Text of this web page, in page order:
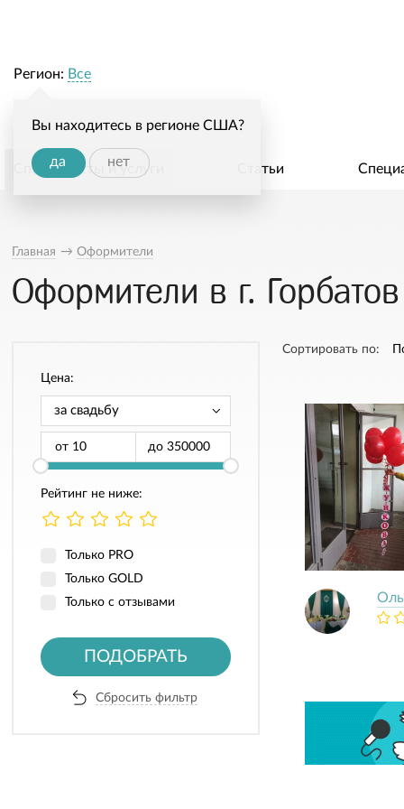
Регион: Все
Вы находитесь в регионе США?
да нет
Специалисты и услуги Статьи
Главная → Оформители
Оформители в г. Горбатов
Цена:
от до
Рейтинг не ниже:
Только PRO
Только GOLD
Только с отзывами
ПОДОБРАТЬ
Сбросить фильтр
Сортировать по: